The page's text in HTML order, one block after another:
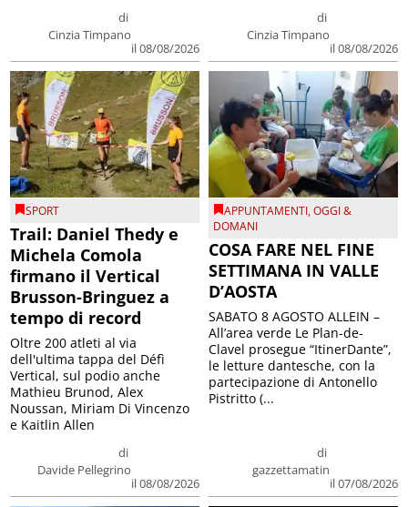
di
Cinzia Timpano
il 08/08/2026
di
Cinzia Timpano
il 08/08/2026
SPORT
Trail: Daniel Thedy e
Michela Comola
firmano il Vertical
Brusson-Bringuez a
tempo di record
di
Davide Pellegrino
il 08/08/2026
Oltre 200 atleti al via
dell'ultima tappa del Défì
Vertical, sul podio anche
Mathieu Brunod, Alex
Noussan, Miriam Di Vincenzo
e Kaitlin Allen
APPUNTAMENTI,OGGI &
DOMANI
COSA FARE NEL FINE
SETTIMANA IN VALLE
D’AOSTA
di
gazzettamatin
il 07/08/2026
SABATO 8 AGOSTO ALLEIN –
All’area verde Le Plan-de-
Clavel prosegue “ItinerDante”,
le letture dantesche, con la
partecipazione di Antonello
Pistritto (...